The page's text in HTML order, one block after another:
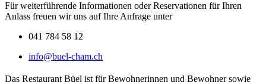
Für weiterführende Informationen oder Reservationen für Ihren
Anlass freuen wir uns auf Ihre Anfrage unter
041 784 58 12
info@buel-cham.ch
Das Restaurant Büel ist für Bewohnerinnen und Bewohner sowie